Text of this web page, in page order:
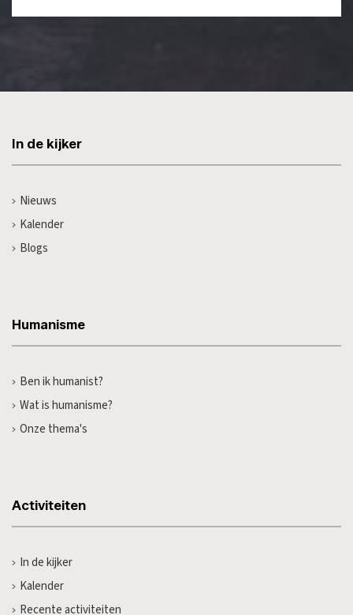
In de kijker
Nieuws
Kalender
Blogs
Humanisme
Ben ik humanist?
Wat is humanisme?
Onze thema's
Activiteiten
In de kijker
Kalender
Recente activiteiten